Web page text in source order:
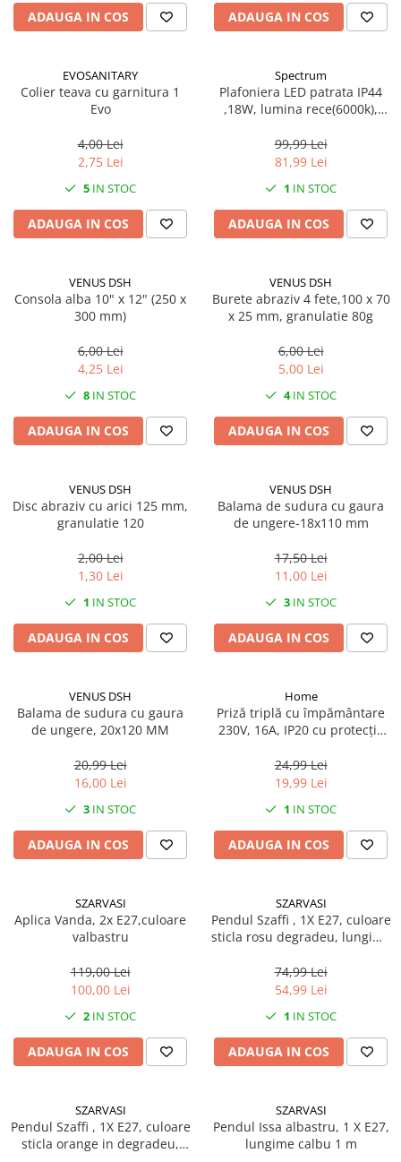
Cosuri de gunoi
Prosoape de hartie si servetele
Saci gunoi
Solutii geamuri
Solutii universale
Gradina
Accesorii pentru gradina
Articole antidaunatori gradina
Aspersoare
Furtunuri gradinarit
Ghivece si suporturi
Hamace si leagane
Leagane copii
Lopeti si unelte deszapezit
Mufe si conectori irigare
Pavaje si borduri
Programatoare stropire
Termometre Meteo
Umbrele si pavilioane gradina
Unelte gradinarit
Balsam de rufe profesional
Detergenti de vase profesionali
Detergenti lichizi profesionali
Igiena si Ingrijire personala
Pachet curățenie
Sapun de maini profesional
Sisteme de dozaj profesionale
Solutii curatenie super
concentrate
Pentru sticla si suprafete fine
Pentru toaleta si wc
ADAUGA IN COS ADAUGA IN COS
EVOSANITARY
Colier teava cu garnitura 1
Evo
4,00 Lei
2,75 Lei
5 IN STOC
ADAUGA IN COS
Spectrum
Plafoniera LED patrata IP44
,18W, lumina rece(6000k),
99,99 Lei
81,99 Lei
1 IN STOC
ADAUGA IN COS
VENUS DSH
Consola alba 10" x 12" (250 x
300 mm)
6,00 Lei
4,25 Lei
8 IN STOC
ADAUGA IN COS
VENUS DSH
Burete abraziv 4 fete,100 x 70
x 25 mm, granulatie 80g
6,00 Lei
5,00 Lei
4IN STOC
ADAUGA IN COS
VENUS DSH
Disc abraziv cu arici 125 mm,
granulatie 120
2,00 Lei
1,30 Lei
1 IN STOC
ADAUGA IN COS
VENUS DSH
Balama de sudura cu gaura
de ungere-18x110 mm
17,50 Lei
11,00 Lei
3 IN STOC
ADAUGA IN COS
VENUS DSH
Balama de sudura cu gaura
de ungere, 20x120 MM
20,99 Lei
16,00 Lei
3 IN STOC
ADAUGA IN COS
Home
Priză triplă cu împământare
230V, 16A, IP20 cu protecție
24,99 Lei
19,99 Lei
1 IN STOC
ADAUGA IN COS
SZARVASI
Aplica Vanda, 2x E27,culoare
valbastru
119,00 Lei
100,00 Lei
2 IN STOC
ADAUGA IN COS
SZARVASI
Pendul Szaffi , 1X E27, culoare
sticla rosu degradeu, lungime
74,99 Lei
54,99 Lei
1 IN STOC
ADAUGA IN COS
SZARVASI
Pendul Szaffi , 1X E27, culoare
sticla orange in degradeu,
SZARVASI
Pendul Issa albastru, 1 X E27,
lungime calbu 1 m